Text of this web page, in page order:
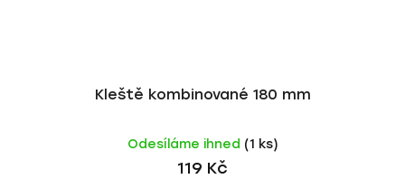
Kleště kombinované 180 mm
Odesíláme ihned (1 ks)
119 Kč